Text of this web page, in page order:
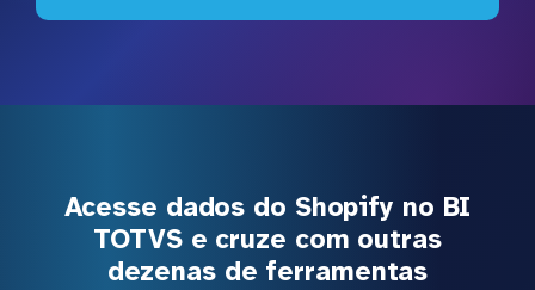
Acesse dados do Shopify no BI
TOTVS e cruze com outras
dezenas de ferramentas